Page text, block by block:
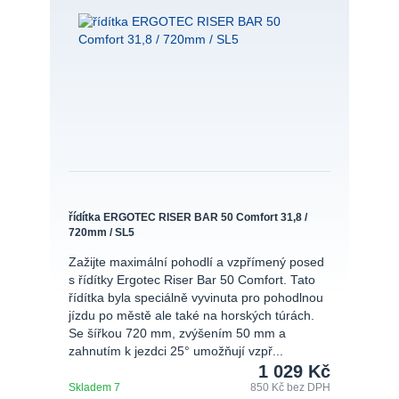
řídítka ERGOTEC RISER BAR 50 Comfort 31,8 /
720mm / SL5
Zažijte maximální pohodlí a vzpřímený posed
s řídítky Ergotec Riser Bar 50 Comfort. Tato
řídítka byla speciálně vyvinuta pro pohodlnou
jízdu po městě ale také na horských túrách.
Se šířkou 720 mm, zvýšením 50 mm a
zahnutím k jezdci 25° umožňují vzpř...
1 029 Kč
850 Kčbez DPH
Skladem 7